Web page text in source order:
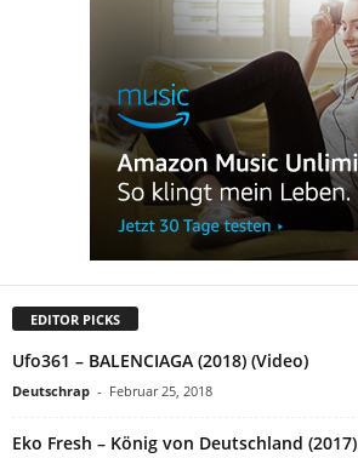
EDITOR PICKS
Ufo361 – BALENCIAGA (2018) (Video)
Deutschrap - Februar 25, 2018
Eko Fresh – König von Deutschland (2017)